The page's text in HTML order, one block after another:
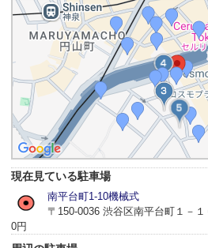
現在見ている駐車場
南平台町1-10機械式
〒150-0036 渋谷区南平台町１－
0円